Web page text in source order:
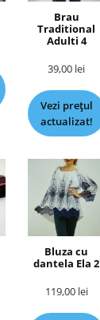
Brau
Traditional
Adulti 4
39,00 lei
Vezi prețul
actualizat!
Bluza cu
dantela Ela 2
119,00 lei